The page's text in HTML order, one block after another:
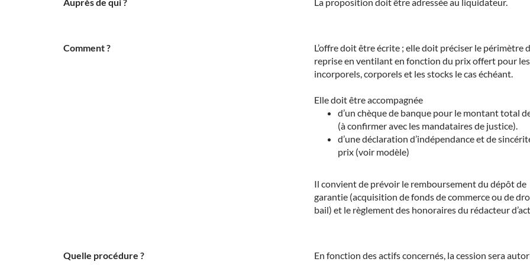
Comment ?
L’offre doit être écrite ; elle doit préciser le périmètre
reprise en ventilant en fonction du prix offert pour
incorporels, corporels et les stocks le cas échéant.
Elle doit être accompagnée
d’un chèque de banque pour le montant total
(à confirmer avec les mandataires de justice).
d’une déclaration d’indépendance et de
prix (voir modèle)
Il convient de prévoir le remboursement du dépôt de
garantie (acquisition de fonds de commerce ou de
bail) et le règlement des honoraires du rédacteur
Quelle procédure ?
En fonction des actifs concernés, la cession sera